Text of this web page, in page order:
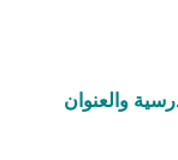
والعنوان